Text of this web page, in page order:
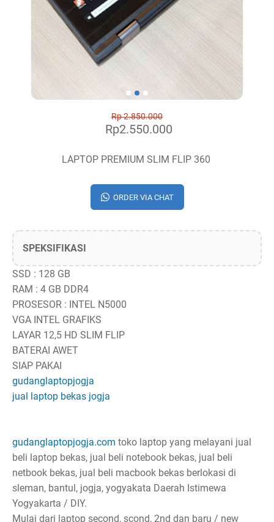
Rp 2.850.000
Rp2.550.000
LAPTOP PREMIUM SLIM FLIP 360
ORDER VIA CHAT
SPEKSIFIKASI
SSD : 128 GB
RAM : 4 GB DDR4
PROSESOR : INTEL N5000
VGA INTEL GRAFIKS
LAYAR 12,5 HD SLIM FLIP
BATERAI AWET
SIAP PAKAI
gudanglaptopjogja
jual laptop bekas jogja
gudanglaptopjogja.com toko laptop yang melayani jual
beli laptop bekas, jual beli notebook bekas, jual beli
netbook bekas, jual beli macbook bekas berlokasi di
sleman, bantul, jogja, yogyakata Daerah Istimewa
Yogyakarta / DIY.
Mulai dari laptop second, scond, 2nd dan baru / new